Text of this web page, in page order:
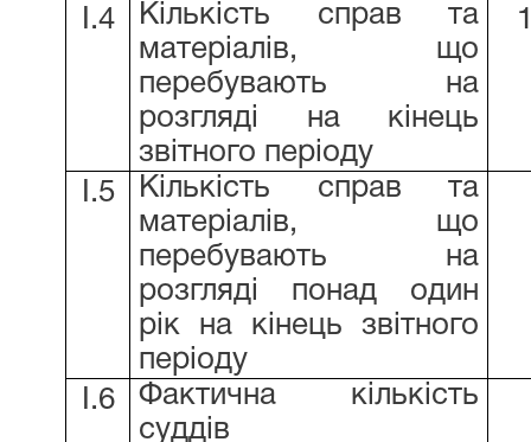
І.4
Кількість справ та
матеріалів, що
перебувають на
розгляді на кінець
звітного періоду
І.5
Кількість справ та
матеріалів, що
перебувають на
розгляді понад один
рік на кінець звітного
періоду
І.6
Фактична кількість
суддів